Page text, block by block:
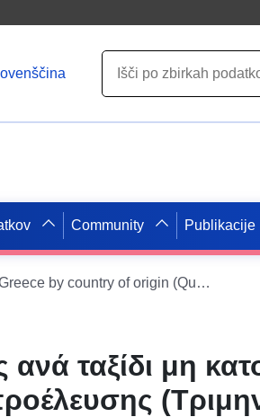
Community Publikacije
Non-residents’ average duration of stay in Greece by country of origin (Quarterly)
ταξίδι μη